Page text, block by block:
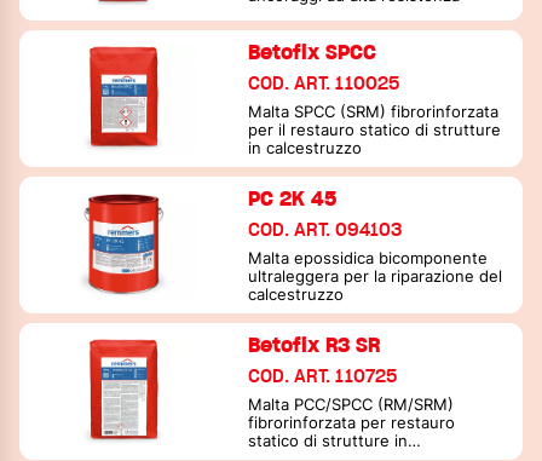
Betofix SPCC
COD. ART. 110025
Malta SPCC (SRM) fibrorinforzata
per il restauro statico di strutture
in calcestruzzo
PC 2K 45
COD. ART. 094103
Malta epossidica bicomponente
ultraleggera per la riparazione del
calcestruzzo
Betofix R3 SR
COD. ART. 110725
Malta PCC/SPCC (RM/SRM)
fibrorinforzata per restauro
statico di strutture in